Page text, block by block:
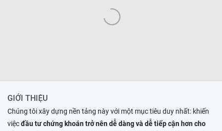
GIỚI THIỆU
Chúng tôi xây dựng nền tảng này với một mục tiêu duy nhất: khiến
việcđầu tư chứng khoán trở nên dễ dàng và dễ tiếp cận hơn cho